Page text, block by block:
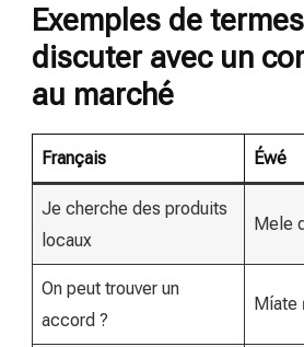
Exemples de
discuter avec un
au marché
Français Éwé
Je cherche des produits
locaux
Mele
On peut trouver un
accord ?
Míate